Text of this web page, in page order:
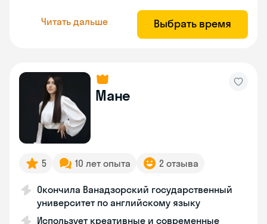
Читать дальше Выбрать время
Мане
5 10 лет опыта 2 отзыва
Окончила Ванадзорский государственный
университет по английскому языку
Использует креативные и современные